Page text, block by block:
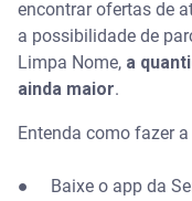
encontrar ofertas de
a possibilidade de
Limpa Nome, a
ainda maior.
Entenda como fazer
● Baixe o app da